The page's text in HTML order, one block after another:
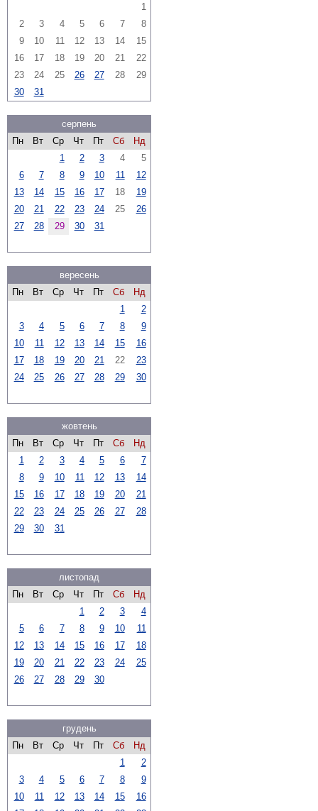
1
2
3 4 5 6 7
8
9
10 11 12 13 14
15
16
17 18 19 20 21
22
23
24 25 26 27 28
29
30
31
серпень
Пн
Вт Ср Чт Пт Сб
Нд
1
2 3 4
5
6
7 8 9 10 11
12
13
14 15 16 17 18
19
20
21 22 23 24 25
26
27
28 29 30 31
вересень
Пн
Вт Ср Чт Пт Сб
Нд
1
2
3
4 5 6 7 8
9
10
11 12 13 14 15
16
17
18 19 20 21 22
23
24
25 26 27 28 29 30
жовтень
Пн
Вт Ср Чт Пт Сб
Нд
1
2 3 4 5 6
7
8
9 10 11 12 13
14
15
16 17 18 19 20
21
22
23 24 25 26 27
28
29
30 31
листопад
Пн
Вт Ср Чт Пт Сб
Нд
1
2 3
4
5
6 7 8 9 10
11
12
13 14 15 16 17
18
19
20 21 22 23 24
25
26
27 28 29 30
грудень
Пн
Вт Ср Чт Пт Сб
Нд
1
2
3
4 5 6 7 8
9
10
11 12 13 14 15
16